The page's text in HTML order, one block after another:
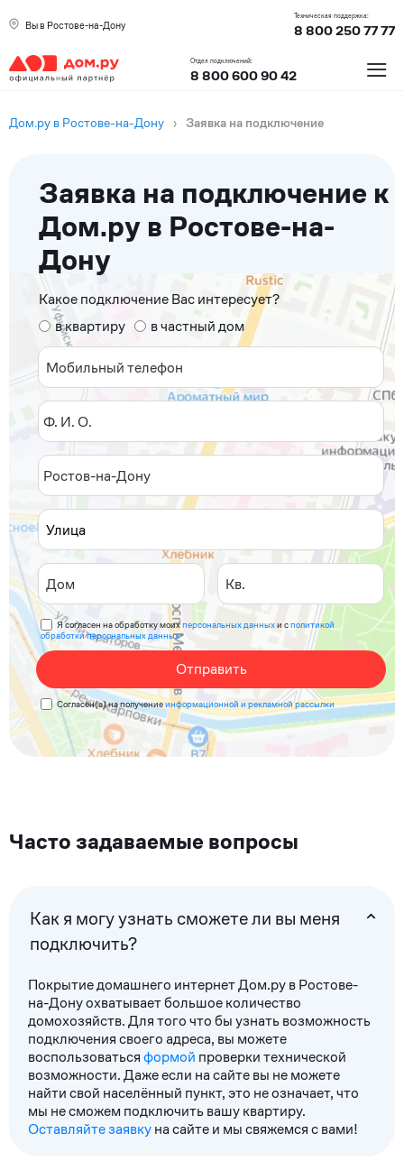
Вы в Ростове-на-Дону
Техническая поддержка:
8 800 250 77 77
Отдел подключений:
8 800 600 90 42 ≡
Дом.ру в Ростове-на-Дону › Заявка на подключение
Заявка на подключение к
Дом.ру в Ростове-на-
Дону
Какое подключение Вас интересует?
в квартиру
в частный дом
Я согласен на обработку моихперсональных данныхи сполитикой
обработки персональных данных
Отправить
Согласен(а) на получениеинформационной и рекламной рассылки
Часто задаваемые вопросы
Как я могу узнать сможете ли вы меня
подключить?
Покрытие домашнего интернет Дом.ру в Ростове-
на-Дону охватывает большое количество
домохозяйств. Для того что бы узнать возможность
подключения своего адреса, вы можете
воспользоватьсяформой проверки технической
возможности. Даже если на сайте вы не можете
найти свой населённый пункт, это не означает, что
мы не сможем подключить вашу квартиру.
Оставляйте заявкуна сайте и мы свяжемся с вами!